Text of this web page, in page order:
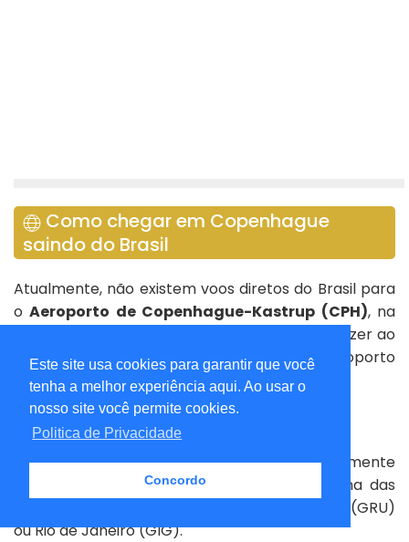
Este site usa cookies para garantir que você
tenha a melhor experiência aqui. Ao usar o
nosso site você permite cookies.
Politica de Privacidade
Concordo
Como chegar em Copenhague
saindo do Brasil
Atualmente, não existem voos diretos do Brasil para
oAeroporto de Copenhague-Kastrup (CPH), na
Dinamarca. A rota exige, obrigatoriamente, fazer ao
menos uma conexão em algum grande aeroporto
europeu.
As principais rotas e companhias aéreas são:
Via Alemanha (Lufthansa): Conexão geralmente
em Frankfurt (FRA) ou Munique (MUC). É uma das
opções mais frequentes saindo de São Paulo (GRU)
ou Rio de Janeiro (GIG).